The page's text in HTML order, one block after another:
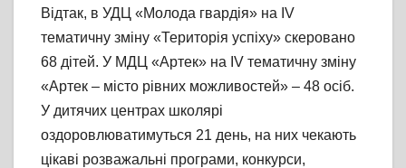
Відтак, в УДЦ «Молода гвардія» на ІV
тематичну зміну «Територія успіху» скеровано
68 дітей. У МДЦ «Артек» на ІV тематичну зміну
«Артек – місто рівних можливостей» – 48 осіб.
У дитячих центрах школярі
оздоровлюватимуться 21 день, на них чекають
цікаві розважальні програми, конкурси,